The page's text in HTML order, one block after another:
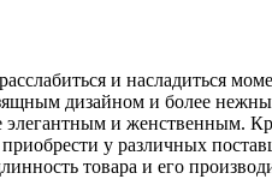
и насладиться
дизайном и более
и женственным.
у различных
товара и его